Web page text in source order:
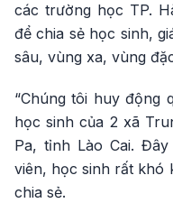
các trường học TP.
để chia sẻ học sinh,
sâu, vùng xa, vùng
“Chúng tôi huy động
học sinh của 2 xã
Pa, tỉnh Lào Cai.
viên, học sinh rất khó
chia sẻ.